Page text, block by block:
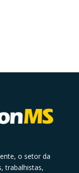
o setor da
trabalhistas,